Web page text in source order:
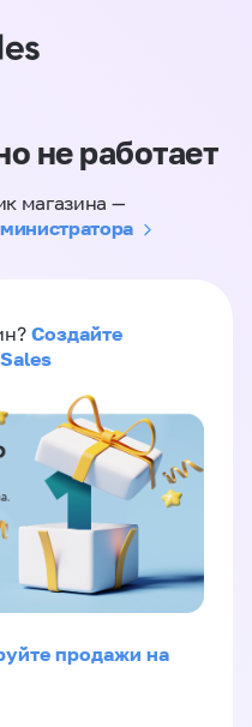
не работает
магазина —
Создайте
продажи на